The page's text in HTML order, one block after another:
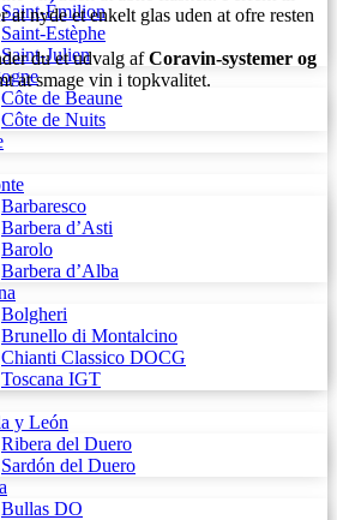
Saint-Émilion
Saint-Estèphe
Saint-Julien
Côte de Beaune
Côte de Nuits
Barbaresco
Barbera d’Asti
Barolo
Barbera d’Alba
Bolgheri
Brunello di Montalcino
Chianti Classico DOCG
Toscana IGT
y León
Ribera del Duero
Sardón del Duero
Bullas DO
at nyde et enkelt glas uden at ofre resten
du et udvalg afCoravin-systemer og
at smage vin i topkvalitet.